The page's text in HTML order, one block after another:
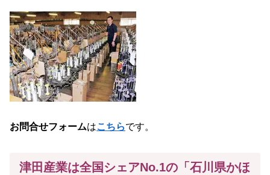
お問合せフォームはこちらです。
津田産業は全国シェアNo.1の「石川県かほ